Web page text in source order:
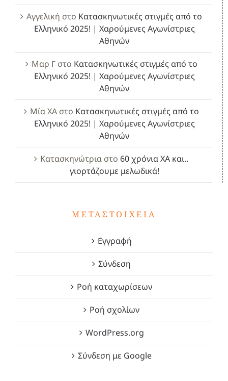
Αγγελική στο Κατασκηνωτικές στιγμές από το
Ελληνικό 2025! | Χαρούμενες Αγωνίστριες
Αθηνών
Μαρ Γστο Κατασκηνωτικές στιγμές από το
Ελληνικό 2025! | Χαρούμενες Αγωνίστριες
Αθηνών
Μία ΧΑστο Κατασκηνωτικές στιγμές από το
Ελληνικό 2025! | Χαρούμενες Αγωνίστριες
Αθηνών
Κατασκηνώτρια στο 60 χρόνια ΧΑ και..
γιορτάζουμε μελωδικά!
ΜΕΤΑΣΤΟΙΧΕΊΑ
Εγγραφή
Σύνδεση
Ροή καταχωρίσεων
Ροή σχολίων
WordPress.org
Σύνδεση με Google